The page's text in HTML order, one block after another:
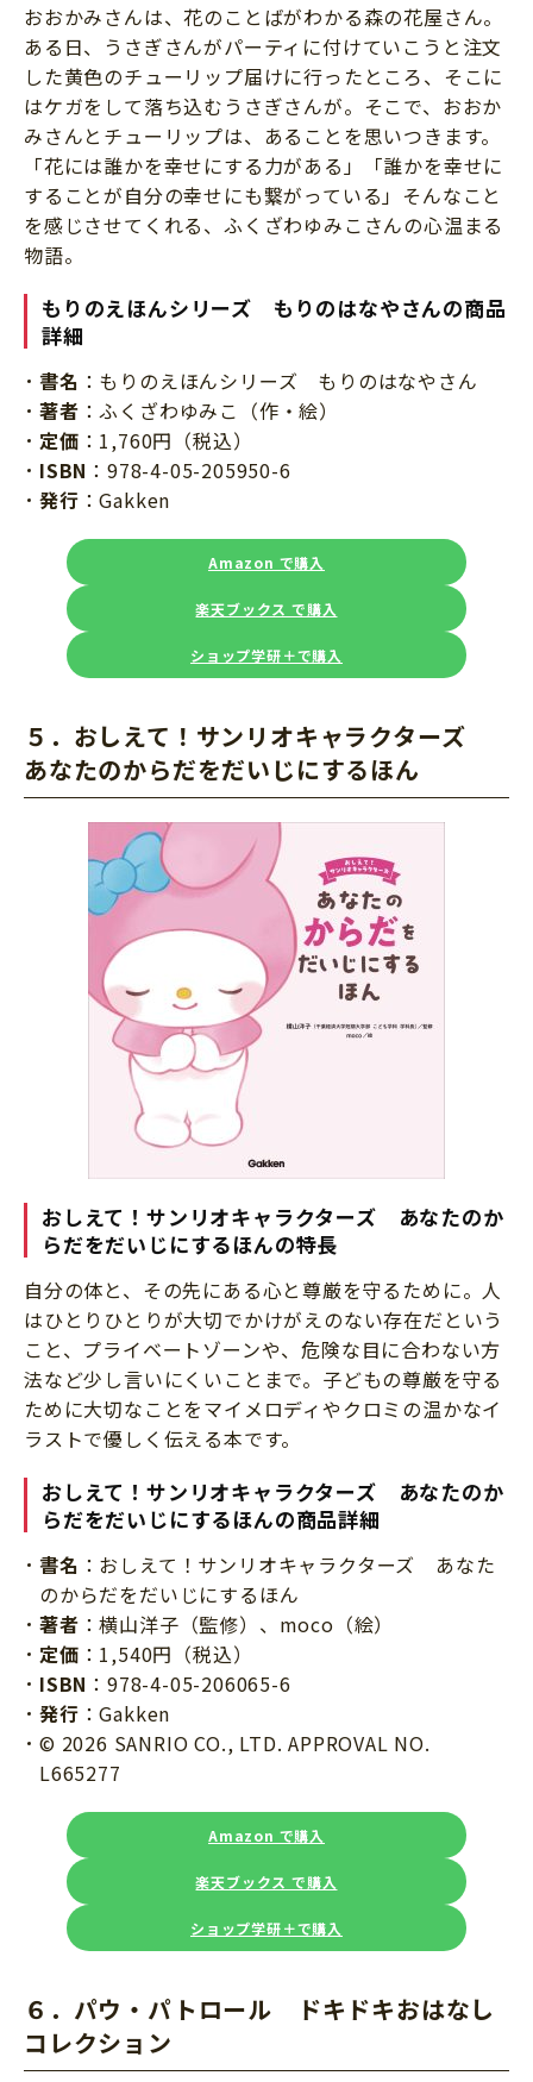
おおかみさんは、花のことばがわかる森の花屋さん。
ある日、うさぎさんがパーティに付けていこうと注文
した黄色のチューリップ届けに行ったところ、そこに
はケガをして落ち込むうさぎさんが。そこで、おおか
みさんとチューリップは、あることを思いつきます。
「花には誰かを幸せにする力がある」「誰かを幸せに
することが自分の幸せにも繋がっている」そんなこと
を感じさせてくれる、ふくざわゆみこさんの心温まる
物語。
もりのえほんシリーズ もりのはなやさんの商品
詳細
書名 ：もりのえほんシリーズ もりのはなやさん
著者 ：ふくざわゆみこ（作・絵）
定価 ：1,760円（税込）
ISBN ：978-4-05-205950-6
発行 ：Gakken
Amazon で購入
楽天ブックス で購入
ショップ学研＋で購入
５．おしえて！サンリオキャラクターズ
あなたのからだをだいじにするほん
おしえて！サンリオキャラクターズ あなたのか
らだをだいじにするほんの特長
自分の体と、その先にある心と尊厳を守るために。人
はひとりひとりが大切でかけがえのない存在だという
こと、プライベートゾーンや、危険な目に合わない方
法など少し言いにくいことまで。子どもの尊厳を守る
ために大切なことをマイメロディやクロミの温かなイ
ラストで優しく伝える本です。
おしえて！サンリオキャラクターズ あなたのか
らだをだいじにするほんの商品詳細
書名 ：おしえて！サンリオキャラクターズ あなた
のからだをだいじにするほん
著者 ：横山洋子（監修）、moco（絵）
定価 ：1,540円（税込）
ISBN ：978-4-05-206065-6
発行 ：Gakken
© 2026 SANRIO CO., LTD. APPROVAL NO.
L665277
Amazon で購入
楽天ブックス で購入
ショップ学研＋で購入
６．パウ・パトロール ドキドキおはなし
コレクション